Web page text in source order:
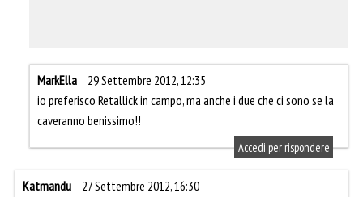
MarkElla
29 Settembre 2012, 12:35
io preferisco Retallick in campo, ma anche i due che ci sono se la
caveranno benissimo!!
Accedi per rispondere
Katmandu
27 Settembre 2012, 16:30